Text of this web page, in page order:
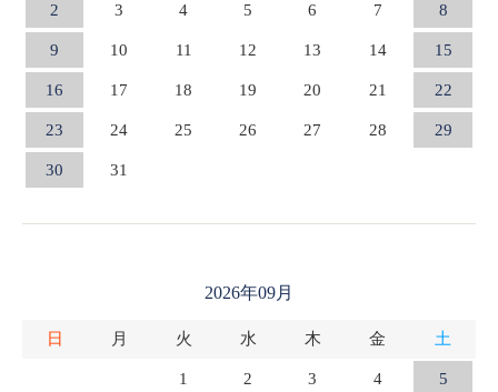
2 3 4 5 6 7 8
9 10 11 12 13 14 15
16 17 18 19 20 21 22
23 24 25 26 27 28 29
30 31
2026年09月
日 月 火 水 木 金 土
1 2 3 4 5